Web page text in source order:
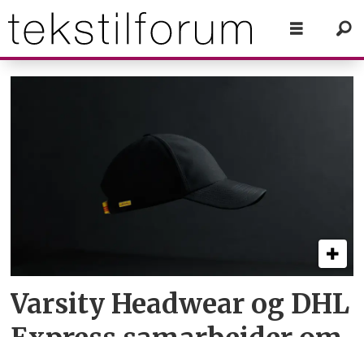
miljøledelse
Varsity Headwear og DHL